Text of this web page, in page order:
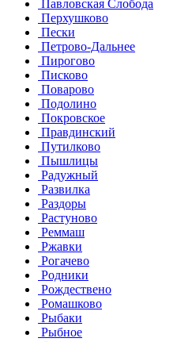
Павловская Слобода
Перхушково
Пески
Петрово-Дальнее
Пирогово
Писково
Поварово
Подолино
Покровское
Правдинский
Путилково
Пышлицы
Радужный
Развилка
Раздоры
Растуново
Реммаш
Ржавки
Рогачево
Родники
Рождествено
Ромашково
Рыбаки
Рыбное